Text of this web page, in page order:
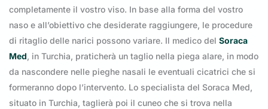
completamente il vostro viso. In base alla forma del vostro
naso e all’obiettivo che desiderate raggiungere, le procedure
di ritaglio delle narici possono variare. Il medico del Soraca
Med, in Turchia, praticherà un taglio nella piega alare, in modo
da nascondere nelle pieghe nasali le eventuali cicatrici che si
formeranno dopo l’intervento. Lo specialista del Soraca Med,
situato in Turchia, taglierà poi il cuneo che si trova nella